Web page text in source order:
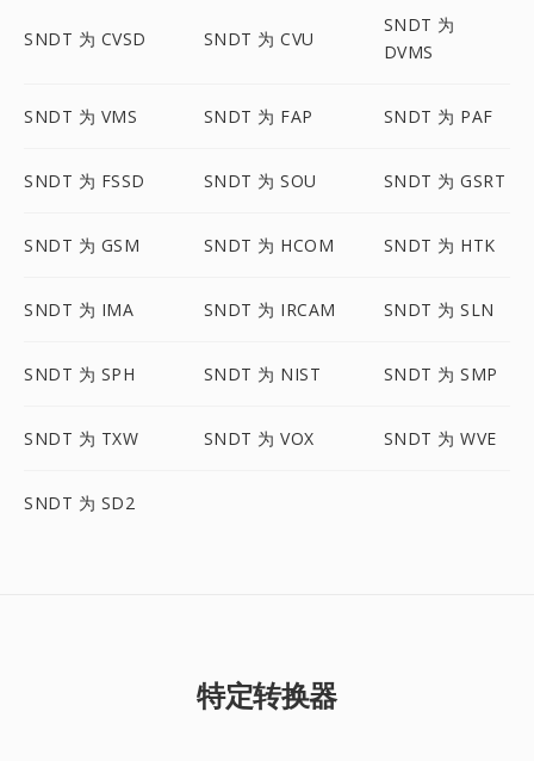
SNDT 为 CVSD SNDT 为 CVU
SNDT 为
DVMS
SNDT 为 VMS SNDT 为 FAP SNDT 为 PAF
SNDT 为 FSSD SNDT 为 SOU SNDT 为 GSRT
SNDT 为 GSM SNDT 为 HCOM SNDT 为 HTK
SNDT 为 IMA SNDT 为 IRCAM SNDT 为 SLN
SNDT 为 SPH SNDT 为 NIST SNDT 为 SMP
SNDT 为 TXW SNDT 为 VOX SNDT 为 WVE
SNDT 为 SD2
特定转换器